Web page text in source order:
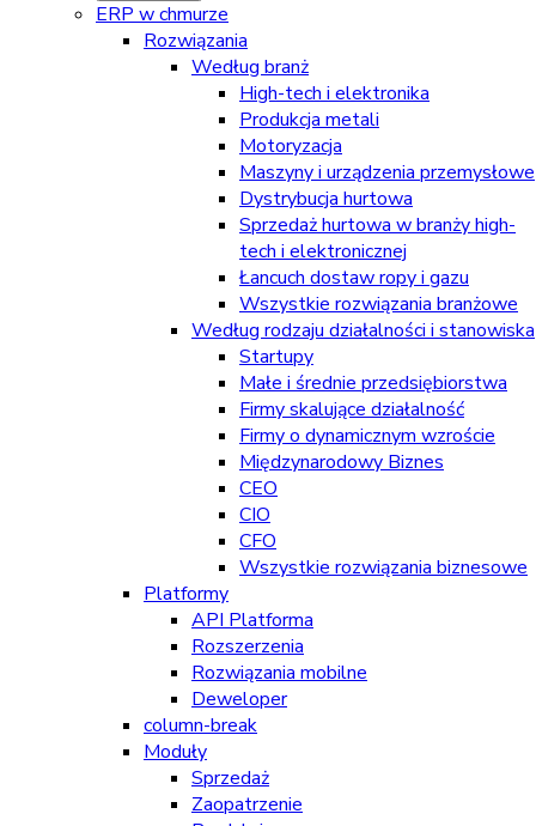
ERP w chmurze
Rozwiązania
Według branż
High-tech i elektronika
Produkcja metali
Motoryzacja
Maszyny i urządzenia przemysłowe
Dystrybucja hurtowa
Sprzedaż hurtowa w branży high-
tech i elektronicznej
Łancuch dostaw ropy i gazu
Wszystkie rozwiązania branżowe
Według rodzaju działalności i stanowiska
Startupy
Małe i średnie przedsiębiorstwa
Firmy skalujące działalność
Firmy o dynamicznym wzroście
Międzynarodowy Biznes
CEO
CIO
CFO
Wszystkie rozwiązania biznesowe
Platformy
API Platforma
Rozszerzenia
Rozwiązania mobilne
Deweloper
column-break
Moduły
Sprzedaż
Zaopatrzenie